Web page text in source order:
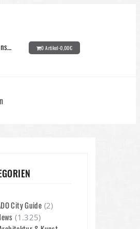
0 Artikel-0,00€
City Guide (2)
(1.325)